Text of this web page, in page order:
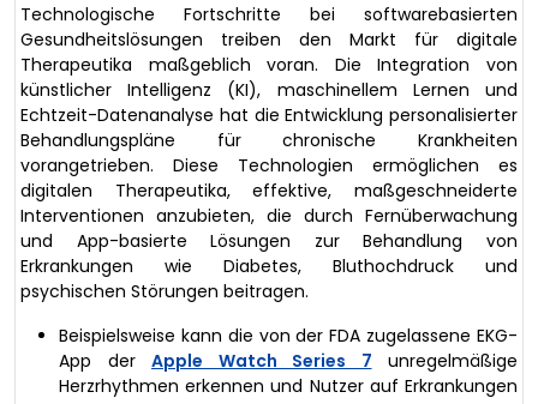
Technologische Fortschritte bei softwarebasierten
Gesundheitslösungen treiben den Markt für digitale
Therapeutika maßgeblich voran. Die Integration von
künstlicher Intelligenz (KI), maschinellem Lernen und
Echtzeit-Datenanalyse hat die Entwicklung personalisierter
Behandlungspläne für chronische Krankheiten
vorangetrieben. Diese Technologien ermöglichen es
digitalen Therapeutika, effektive, maßgeschneiderte
Interventionen anzubieten, die durch Fernüberwachung
und App-basierte Lösungen zur Behandlung von
Erkrankungen wie Diabetes, Bluthochdruck und
psychischen Störungen beitragen.
Beispielsweise kann die von der FDA zugelassene EKG-
App der Apple Watch Series 7 unregelmäßige
Herzrhythmen erkennen und Nutzer auf Erkrankungen